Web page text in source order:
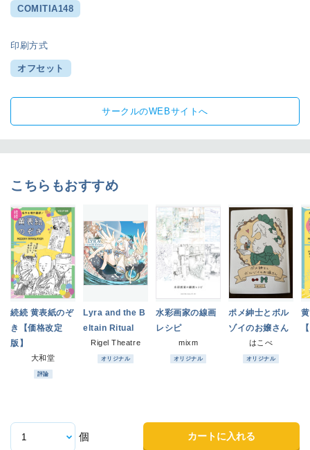
COMITIA148
印刷方式
オフセット
サークルのWEBサイトへ
こちらもおすすめ
続続 黄表紙のぞ
き【価格改定
版】
大和堂
評論
Lyra and the B
eltain Ritual
Rigel Theatre
オリジナル
水彩画家の線画
レシピ
mixm
オリジナル
ポメ紳士とボル
ゾイのお嬢さん
はこべ
オリジナル
個 カートに入れる